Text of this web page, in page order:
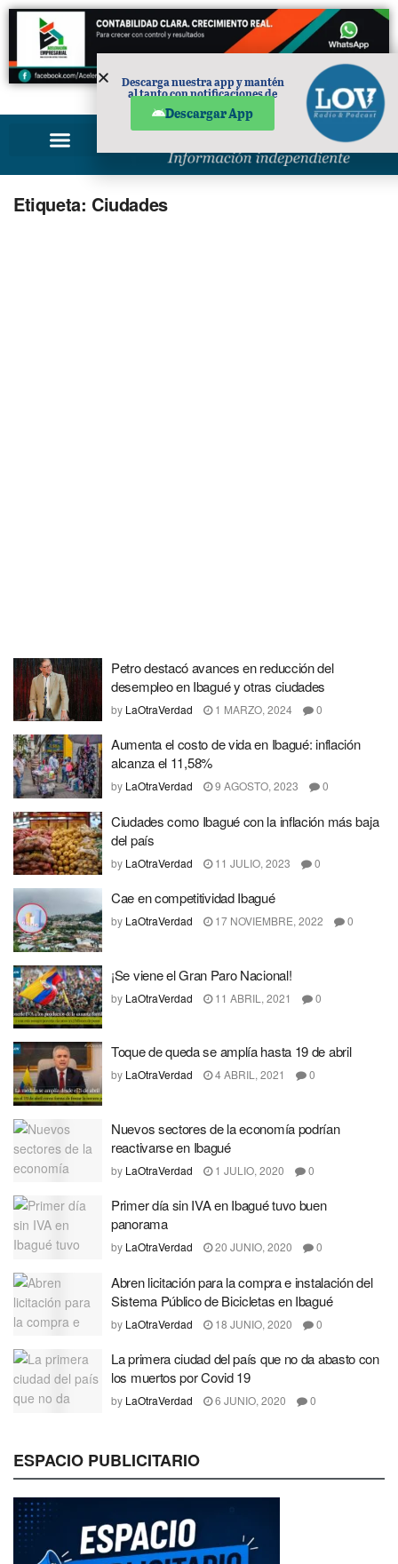
PUBLICIDAD
Etiqueta: Ciudades
Petro destacó avances en reducción del
desempleo en Ibagué y otras ciudades
by LaOtraVerdad 1 MARZO, 2024 0
Aumenta el costo de vida en Ibagué: inflación
alcanza el 11,58%
by LaOtraVerdad 9 AGOSTO, 2023 0
Ciudades como Ibagué con la inflación más baja
del país
by LaOtraVerdad 11 JULIO, 2023 0
Cae en competitividad Ibagué
by LaOtraVerdad 17 NOVIEMBRE, 2022 0
¡Se viene el Gran Paro Nacional!
by LaOtraVerdad 11 ABRIL, 2021 0
Toque de queda se amplía hasta 19 de abril
by LaOtraVerdad 4 ABRIL, 2021 0
Nuevos sectores de la economía podrían
reactivarse en Ibagué
by LaOtraVerdad 1 JULIO, 2020 0
Primer día sin IVA en Ibagué tuvo buen
panorama
by LaOtraVerdad 20 JUNIO, 2020 0
Abren licitación para la compra e instalación del
Sistema Público de Bicicletas en Ibagué
by LaOtraVerdad 18 JUNIO, 2020 0
La primera ciudad del país que no da abasto con
los muertos por Covid 19
by LaOtraVerdad 6 JUNIO, 2020 0
ESPACIO PUBLICITARIO
Descarga nuestra app y mantén
al tanto con notificaciones de
Descargar App